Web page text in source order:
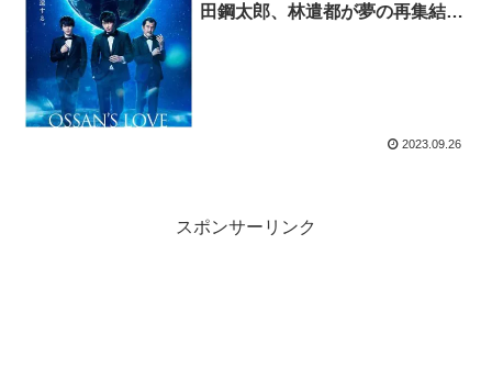
田鋼太郎、林遣都が夢の再集結…
2023.09.26
スポンサーリンク